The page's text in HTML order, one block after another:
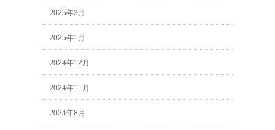
2025年3月
2025年1月
2024年12月
2024年11月
2024年8月